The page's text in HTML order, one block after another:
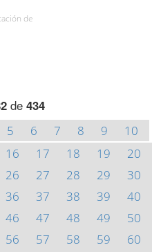
de
de 434
5 6 7 8 9
10
16 17 18 19
20
26 27 28 29
30
36 37 38 39
40
46 47 48 49
50
56 57 58 59
60